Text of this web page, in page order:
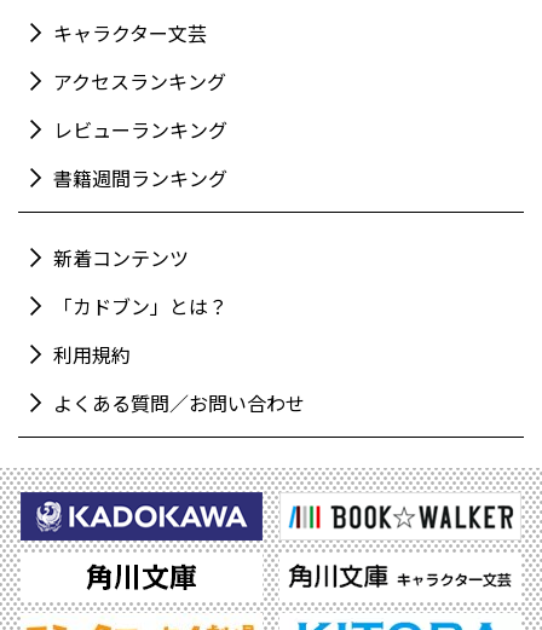
キャラクター文芸
アクセスランキング
レビューランキング
書籍週間ランキング
新着コンテンツ
「カドブン」とは？
利用規約
よくある質問／お問い合わせ